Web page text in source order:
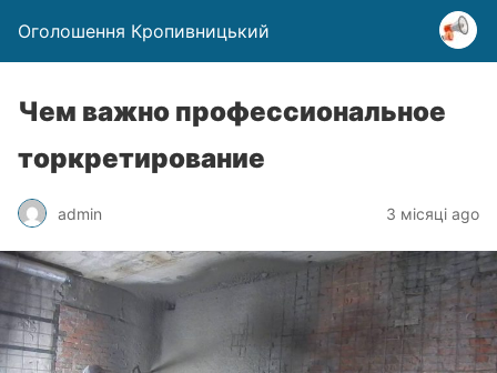
Оголошення Кропивницький
Чем важно профессиональное
торкретирование
admin 3 місяці ago